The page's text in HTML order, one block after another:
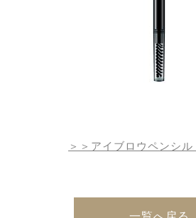
＞＞アイブロウペンシル